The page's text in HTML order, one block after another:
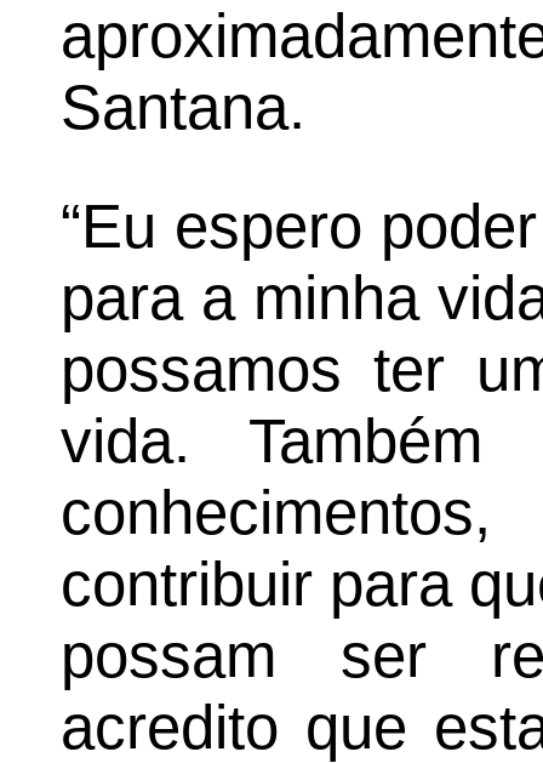
Santana.
“Eu espero
para a minha
possamos ter
vida. Também
contribuir para
possam ser
acredito que